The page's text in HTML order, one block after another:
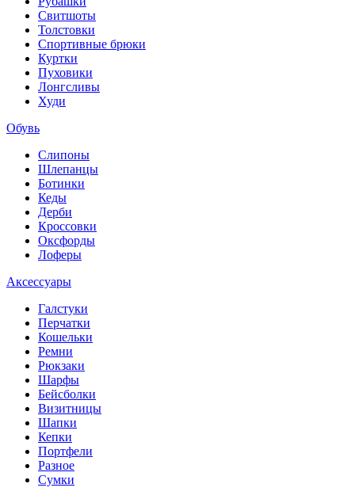
Свитшоты
Толстовки
Спортивные брюки
Куртки
Пуховики
Лонгсливы
Худи
Обувь
Слипоны
Шлепанцы
Ботинки
Кеды
Дерби
Кроссовки
Оксфорды
Лоферы
Аксессуары
Галстуки
Перчатки
Кошельки
Ремни
Рюкзаки
Шарфы
Бейсболки
Визитницы
Шапки
Кепки
Портфели
Разное
Сумки